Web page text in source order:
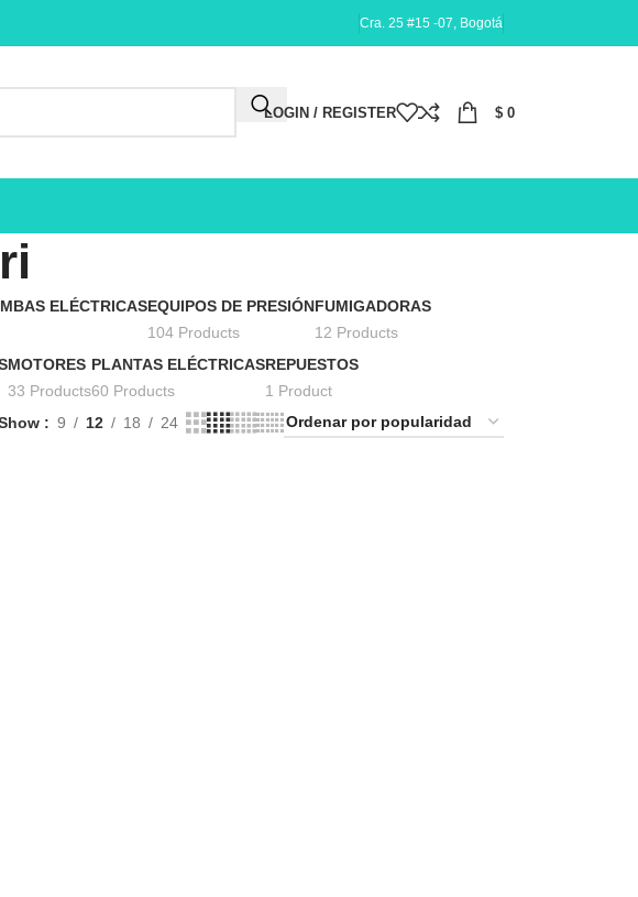
Cra. 25 #15 -07, Bogotá
LOGIN / REGISTER $ 0
ELÉCTRICASEQUIPOS DE PRESIÓN
104 Products
FUMIGADORAS
12 Products
MOTORES
33 Products
PLANTAS ELÉCTRICAS
60 Products
REPUESTOS
1 Product
9 12 18 24